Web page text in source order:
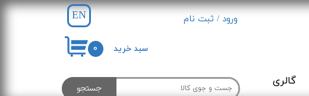
جستجو گالری
EN
۰ سبد خرید
ورود / ثبت نام
سفارشات